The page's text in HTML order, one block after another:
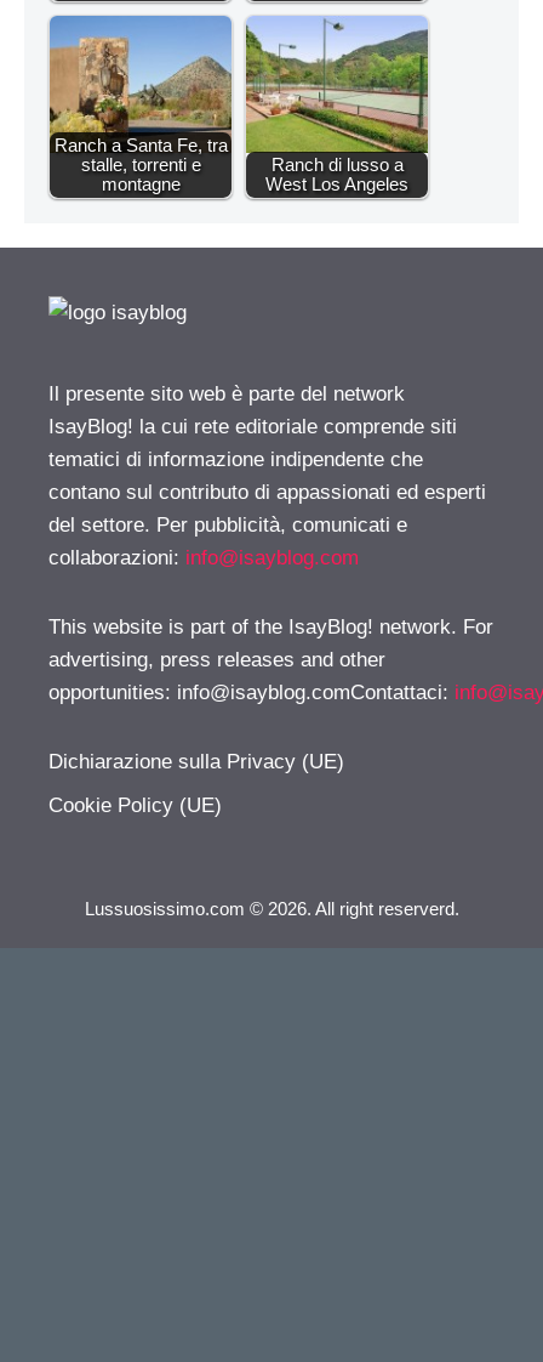
Ranch a Santa Fe, tra
stalle, torrenti e
montagne
Ranch di lusso a
West Los Angeles
Il presente sito web è parte del network
IsayBlog! la cui rete editoriale comprende siti
tematici di informazione indipendente che
contano sul contributo di appassionati ed esperti
del settore. Per pubblicità, comunicati e
collaborazioni: info@isayblog.com
This website is part of the IsayBlog! network. For
advertising, press releases and other
opportunities: info@isayblog.comContattaci:
Dichiarazione sulla Privacy (UE)
Cookie Policy (UE)
Lussuosissimo.com © 2026. All right reserverd.